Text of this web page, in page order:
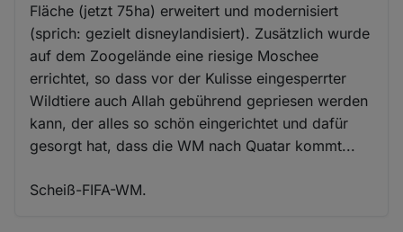
Fläche (jetzt 75ha) erweitert und modernisiert
(sprich: gezielt disneylandisiert). Zusätzlich wurde
auf dem Zoogelände eine riesige Moschee
errichtet, so dass vor der Kulisse eingesperrter
Wildtiere auch Allah gebührend gepriesen werden
kann, der alles so schön eingerichtet und dafür
gesorgt hat, dass die WM nach Quatar kommt...
Scheiß-FIFA-WM.